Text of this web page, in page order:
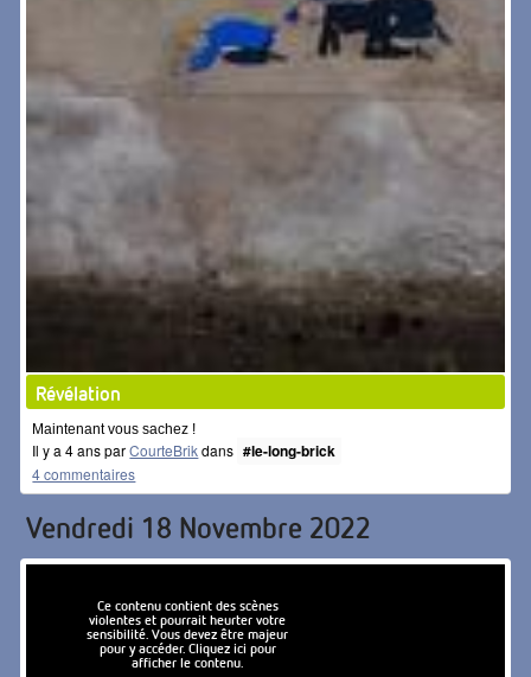
Révélation
Maintenant vous sachez !
Il y a 4 ans parCourteBrikdans #le-long-brick
4 commentaires
Vendredi 18 Novembre 2022
Ce contenu contient des scènes
violentes et pourrait heurter votre
sensibilité. Vous devez être majeur
pour y accéder. Cliquez ici pour
afficher le contenu.